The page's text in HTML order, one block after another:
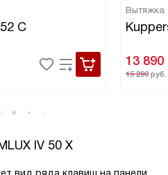
С
Вытяжка
13 890
15 290руб.
IV 50 X